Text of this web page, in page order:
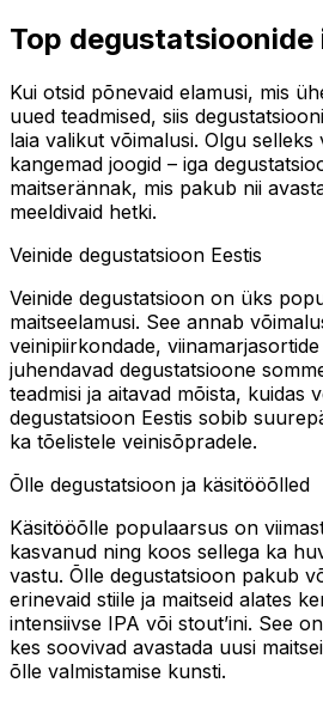
Top degustatsioonide
Kui otsid põnevaid elamusi, mis
uued teadmised, siis
laia valikut võimalusi. Olgu
kangemad joogid – iga
maitserännak, mis pakub nii
meeldivaid hetki.
Veinide degustatsioon Eestis
Veinide degustatsioon on üks
maitseelamusi. See annab
veinipiirkondade,
juhendavad degustatsioone
teadmisi ja aitavad mõista, kuidas
degustatsioon Eestis sobib
ka tõelistele veinisõpradele.
Õlle degustatsioon ja käsitööõlled
Käsitööõlle populaarsus on
kasvanud ning koos sellega ka
vastu. Õlle degustatsioon pakub
erinevaid stiile ja maitseid alates
intensiivse IPA või stout’ini. See
kes soovivad avastada uusi
õlle valmistamise kunsti.